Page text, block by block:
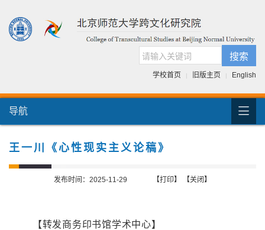
搜索
学校首页 | 旧版主页 | English
导航 
首页
国际交流
王一川《心性现实主义论稿》
发布时间：2025-11-29 【打印】 【关闭】
【转发商务印书馆学术中心】